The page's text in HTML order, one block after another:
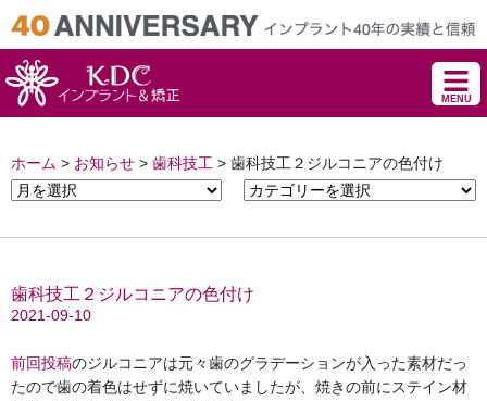
MENU
ホーム > お知らせ > 歯科技工 > 歯科技工２ジルコニアの色付け
歯科技工２ジルコニアの色付け
2021-09-10
前回投稿のジルコニアは元々歯のグラデーションが入った素材だっ
たので歯の着色はせずに焼いていましたが、焼きの前にステイン材